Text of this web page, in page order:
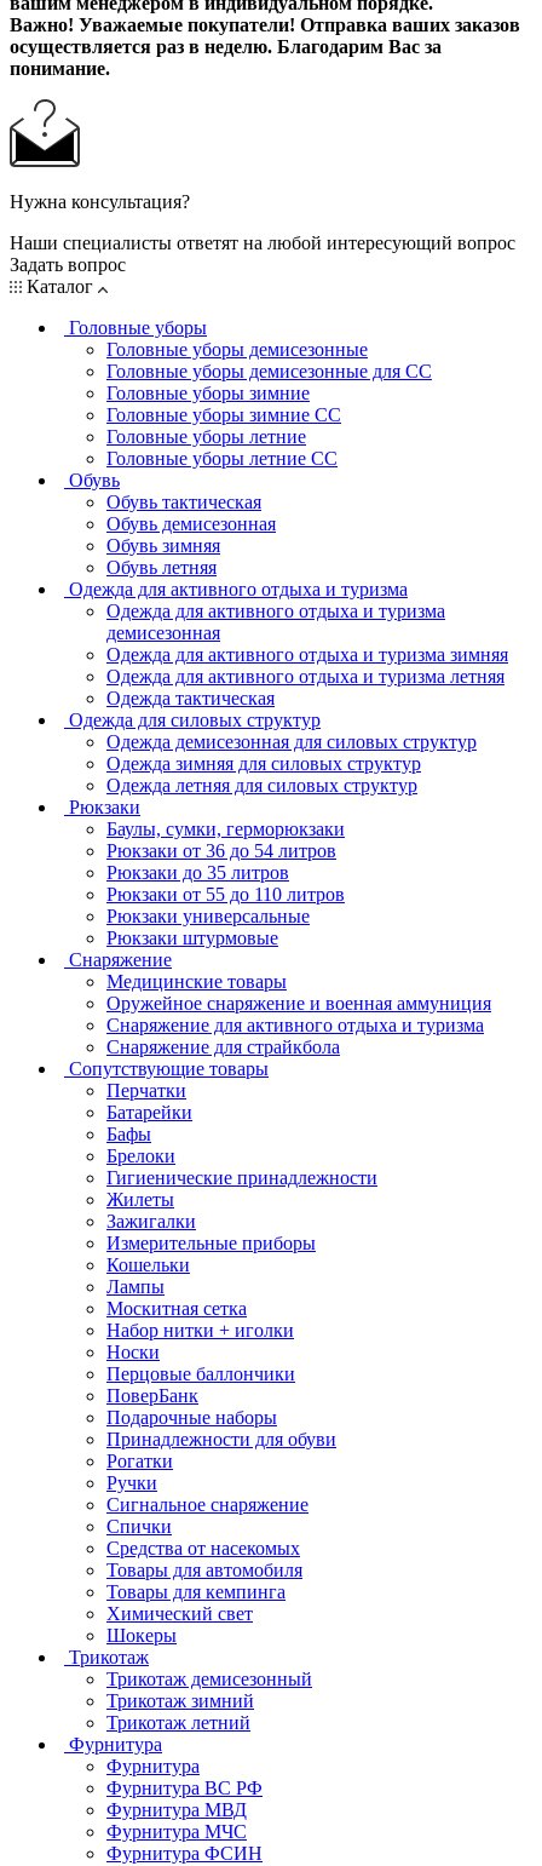
Важно! Уважаемые покупатели! Отправка ваших заказов
осуществляется раз в неделю. Благодарим Вас за
понимание.
Нужна консультация?
Наши специалисты ответят на любой интересующий вопрос
Задать вопрос
Каталог
Головные уборы
Головные уборы демисезонные
Головные уборы демисезонные для СС
Головные уборы зимние
Головные уборы зимние СС
Головные уборы летние
Головные уборы летние СС
Обувь
Обувь тактическая
Обувь демисезонная
Обувь зимняя
Обувь летняя
Одежда для активного отдыха и туризма
Одежда для активного отдыха и туризма
демисезонная
Одежда для активного отдыха и туризма зимняя
Одежда для активного отдыха и туризма летняя
Одежда тактическая
Одежда для силовых структур
Одежда демисезонная для силовых структур
Одежда зимняя для силовых структур
Одежда летняя для силовых структур
Рюкзаки
Баулы, сумки, герморюкзаки
Рюкзаки от 36 до 54 литров
Рюкзаки до 35 литров
Рюкзаки от 55 до 110 литров
Рюкзаки универсальные
Рюкзаки штурмовые
Снаряжение
Медицинские товары
Оружейное снаряжение и военная аммуниция
Снаряжение для активного отдыха и туризма
Снаряжение для страйкбола
Сопутствующие товары
Перчатки
Батарейки
Бафы
Брелоки
Гигиенические принадлежности
Жилеты
Зажигалки
Измерительные приборы
Кошельки
Лампы
Москитная сетка
Набор нитки + иголки
Носки
Перцовые баллончики
ПоверБанк
Подарочные наборы
Принадлежности для обуви
Рогатки
Ручки
Сигнальное снаряжение
Спички
Средства от насекомых
Товары для автомобиля
Товары для кемпинга
Химический свет
Шокеры
Трикотаж
Трикотаж демисезонный
Трикотаж зимний
Трикотаж летний
Фурнитура
Фурнитура
Фурнитура ВС РФ
Фурнитура МВД
Фурнитура МЧС
Фурнитура ФСИН